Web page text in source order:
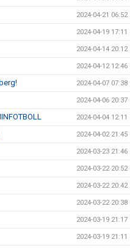
2024-04-21 06:52
2024-04-19 17:11
2024-04-14 20:12
2024-04-12 12:46
2024-04-07 07:38
2024-04-06 20:37
2024-04-04 12:11
2024-04-02 21:45
2024-03-23 21:46
2024-03-22 20:52
2024-03-22 20:42
2024-03-22 20:38
2024-03-19 21:17
2024-03-19 21:11